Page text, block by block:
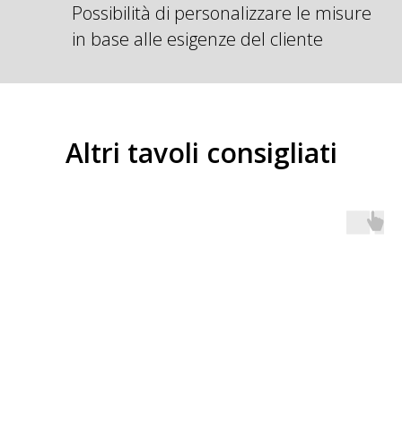
Possibilità di personalizzare le misure
in base alle esigenze del cliente
Altri tavoli consigliati